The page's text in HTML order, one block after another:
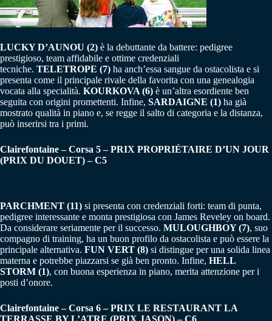
LUCKY D’AUNOU (2) è la debuttante da battere: pedigree
prestigioso, team affidabile e ottime credenziali
tecniche. TELETROPE (7) ha anch’essa sangue da ostacolista e si
presenta come il principale rivale della favorita con una genealogia
vocata alla specialità. KOURKOVA (6) è un’altra esordiente ben
seguita con origini promettenti. Infine, SARDAIGNE (1) ha già
mostrato qualità in piano e, se regge il salto di categoria e la distanza,
può inserirsi tra i primi.
Clairefontaine – Corsa 5 – PRIX PROPRIÉTAIRE D’UN JOUR
(PRIX DU DOUET) – C5
PARCHMENT (11) si presenta con credenziali forti: team di punta,
pedigree interessante e monta prestigiosa con James Reveley on board.
Da considerare seriamente per il successo. MULOUGHBOY (7), suo
compagno di training, ha un buon profilo da ostacolista e può essere la
principale alternativa. FUN VERT (8) si distingue per una solida linea
materna e potrebbe piazzarsi se già ben pronto. Infine, HELL
STORM (1), con buona esperienza in piano, merita attenzione per i
posti d’onore.
Clairefontaine – Corsa 6 – PRIX LE RESTAURANT LA
TERRASSE BY L’ATRE (PRIX JASON) – C6